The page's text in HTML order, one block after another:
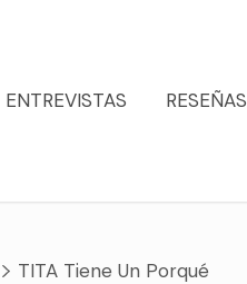
ENTREVISTAS
RESEÑAS
TITA Tiene Un Porqué